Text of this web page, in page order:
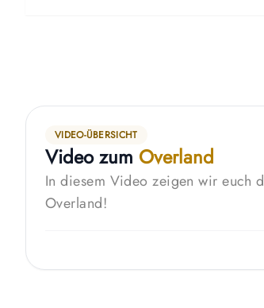
VIDEO-ÜBERSICHT
Video zum Overland
In diesem Video zeigen wir euch
Overland!